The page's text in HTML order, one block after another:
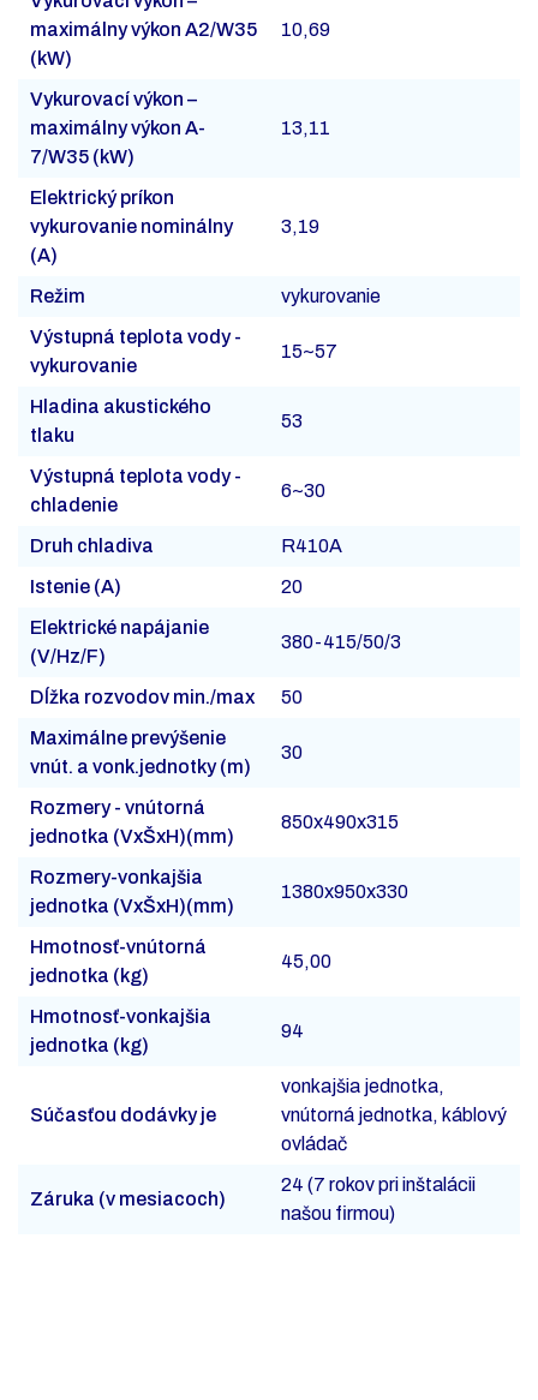
maximálny výkon A2/W35
(kW)
10,69
Vykurovací výkon –
maximálny výkon A-
7/W35 (kW)
13,11
Elektrický príkon
vykurovanie nominálny
(A)
3,19
Režim
vykurovanie
Výstupná teplota vody -
vykurovanie
15~57
Hladina akustického
tlaku
53
Výstupná teplota vody -
chladenie
6~30
Druh chladiva
R410A
Istenie (A)
20
Elektrické napájanie
(V/Hz/F)
380-415/50/3
Dĺžka rozvodov min./max
50
Maximálne prevýšenie
vnút. a vonk.jednotky (m)
30
Rozmery - vnútorná
jednotka (VxŠxH)(mm)
850x490x315
Rozmery-vonkajšia
jednotka (VxŠxH)(mm)
1380x950x330
Hmotnosť-vnútorná
jednotka (kg)
45,00
Hmotnosť-vonkajšia
jednotka (kg)
94
Súčasťou dodávky je
vonkajšia jednotka,
vnútorná jednotka, káblový
ovládač
Záruka (v mesiacoch)
24 (7 rokov pri inštalácii
našou firmou)